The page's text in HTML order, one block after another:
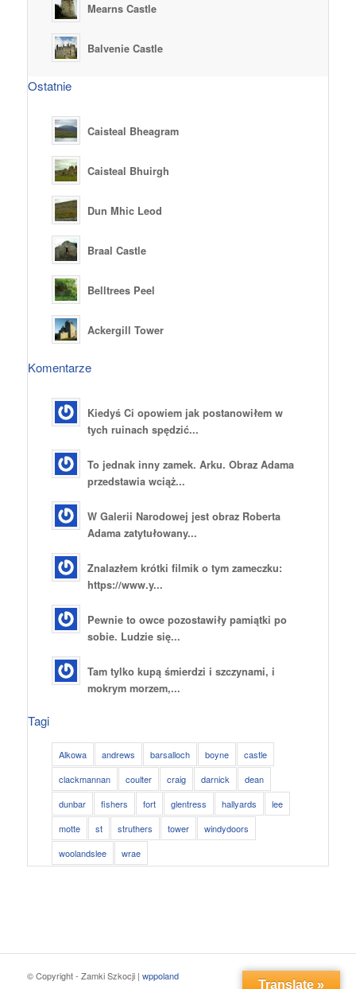
Mearns Castle
Balvenie Castle
Ostatnie
Caisteal Bheagram
Caisteal Bhuirgh
Dun Mhic Leod
Braal Castle
Belltrees Peel
Ackergill Tower
Komentarze
Kiedyś Ci opowiem jak postanowiłem w
tych ruinach spędzić...
To jednak inny zamek. Arku. Obraz Adama
przedstawia wciąż...
W Galerii Narodowej jest obraz Roberta
Adama zatytułowany...
Znalazłem krótki filmik o tym zameczku:
https://www.y...
Pewnie to owce pozostawiły pamiątki po
sobie. Ludzie się...
Tam tylko kupą śmierdzi i szczynami, i
mokrym morzem,...
Tagi
Alkowa andrews barsalloch boyne
castle
clackmannan
coulter craig darnick
dean
dunbar
fishers fort glentress hallyards
lee
motte
st struthers tower
windydoors
woolandslee
wrae
© Copyright - Zamki Szkocji | wppoland
Translate »